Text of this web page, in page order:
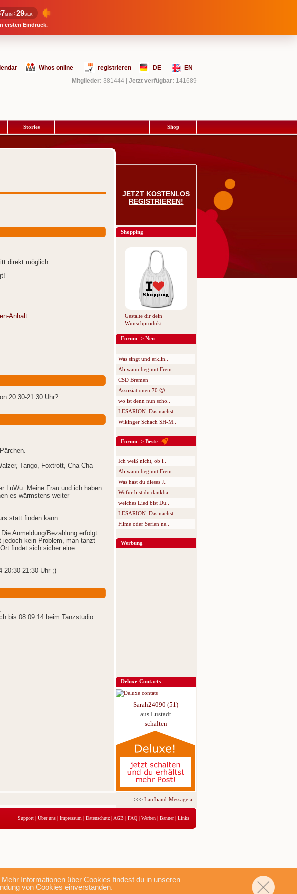
MIN :29SEK
ersten Eindruck.
Informationen über Cookies findest du in unseren
von Cookies einverstanden.
Whos online registrieren DE
EN
Mitglieder: 381444 Jetzt verfügbar: 141689
Stories Shop
direkt möglich
Anhalt
20:30-21:30 Uhr?
Tango, Foxtrott, Cha Cha
LuWu. Meine Frau und ich haben
es wärmstens weiter
statt finden kann.
Anmeldung/Bezahlung erfolgt
jedoch kein Problem, man tanzt
findet sich sicher eine
20:30-21:30 Uhr ;)
bis 08.09.14 beim Tanzstudio
JETZT KOSTENLOS
REGISTRIEREN!
Shopping
Gestalte dir dein
Wunschprodukt
Forum -> Neu
Was singt und erklin..
Ab wann beginnt Frem..
CSD Bremen
Assoziationen 70 🙂
wo ist denn nun scho..
LESARION: Das nächst..
Wikinger Schach SH-M..
Forum -> Beste
Ich weiß nicht, ob i..
Ab wann beginnt Frem..
Was hast du dieses J..
Wofür bist du dankba..
welches Lied bist Du..
LESARION: Das nächst..
Filme oder Serien ne..
Werbung
Deluxe-Contacts
Sarah24090 (51)
aus Lustadt
schalten
>>>Laufband-Message ab nur 5,95 € für 3 Tage!
Support | Über uns | Impressum | Datenschutz | AGB | FAQ | Werben | Banner| Links